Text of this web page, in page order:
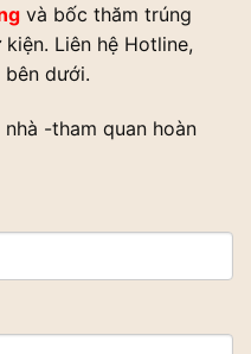
và bốc thăm trúng
Liên hệ Hotline,
dưới.
-tham quan hoàn